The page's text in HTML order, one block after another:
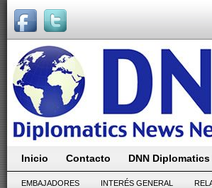
Inicio Contacto DNN
EMBAJADORES INTERÉS GENERAL